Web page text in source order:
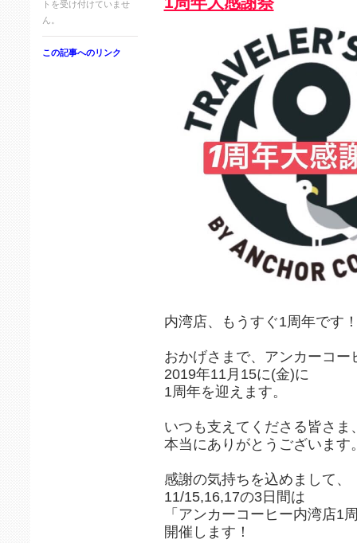
トを受け付けていませ
ん。
この記事へのリンク
内湾店、もうすぐ1周年です
おかげさまで、アンカーコー
2019年11月15に(金)に
1周年を迎えます。
いつも支えてくださる皆さま
本当にありがとうございます
感謝の気持ちを込めまして、
11/15,16,17の3日間は
「アンカーコーヒー内湾店1
開催します！